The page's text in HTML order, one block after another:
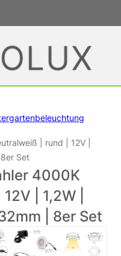
| rund | 12V |
Set
4000K
| 1,2W |
| 8er Set